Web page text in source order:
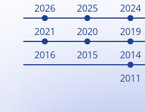
2026 2025 2024
2021
2020 2019
2016
2015 2014
2011